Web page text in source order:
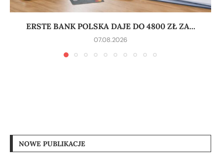
ERSTE BANK POLSKA DAJE DO 4800 ZŁ ZA...
07.08.2026
NOWE PUBLIKACJE